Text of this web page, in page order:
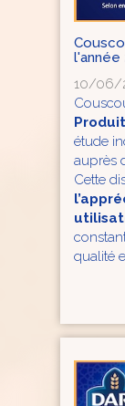
l'année
10/06/
étude
auprès
Cette
qualité